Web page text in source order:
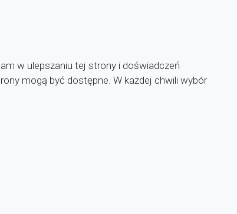
w ulepszaniu tej strony i doświadczeń
mogą być dostępne. W każdej chwili wybór